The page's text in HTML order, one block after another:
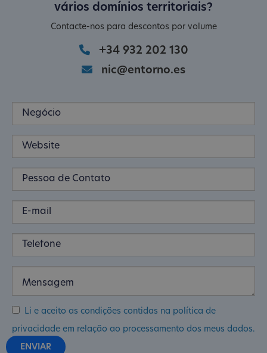
vários domínios territoriais?
Contacte-nos para descontos por volume
+34 932 202 130
nic@entorno.es
Li e aceito as condições contidas na política de
privacidade em relação ao processamento dos meus dados.